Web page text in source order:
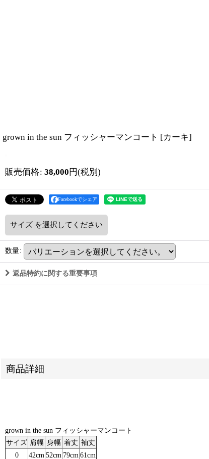
grown in the sun フィッシャーマンコート [カーキ]
販売価格: 38,000 円(税別)
Facebookでシェア
サイズ を選択してください
数量:
返品特約に関する重要事項
商品詳細
grown in the sun フィッシャーマンコート
サイズ 肩幅 身幅 着丈 袖丈
0
42cm 52cm 79cm 61cm